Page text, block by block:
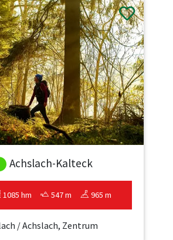
Next
Achslach-Kalteck
1085 hm 547 m 965 m
/ Achslach, Zentrum